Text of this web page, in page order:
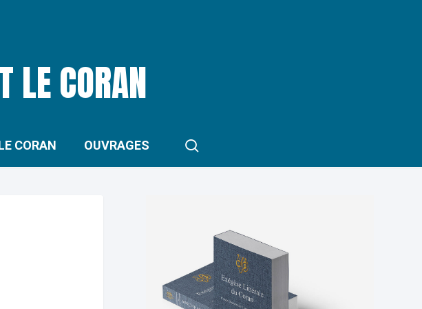
LE CORAN
CORAN OUVRAGES